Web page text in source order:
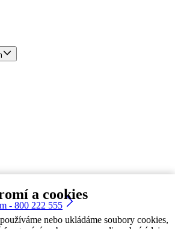
a cookies
nebo ukládáme soubory cookies,
- 800 222 555